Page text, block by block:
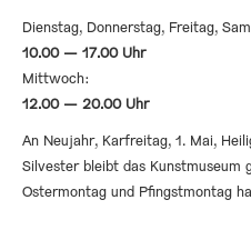
Dienstag, Donnerstag, Freitag,
10.00 — 17.00 Uhr
Mittwoch:
12.00 — 20.00 Uhr
An Neujahr, Karfreitag, 1. Mai,
Silvester bleibt das Kunstmuseum
Ostermontag und Pfingstmontag